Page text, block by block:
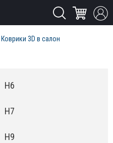
Коврики 3D в салон
H6
H7
H9